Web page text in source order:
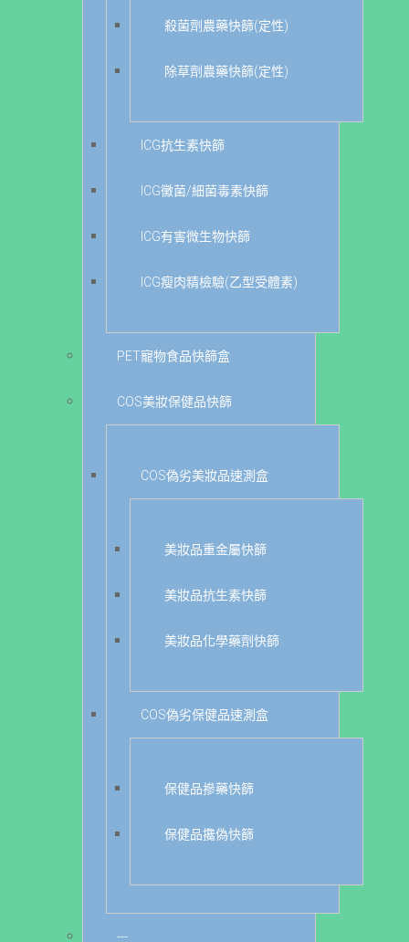
殺菌劑農藥快篩(定性)
除草劑農藥快篩(定性)
ICG抗生素快篩
ICG黴菌/細菌毒素快篩
ICG有害微生物快篩
ICG瘦肉精檢驗(乙型受體素)
PET寵物食品快篩盒
COS美妝保健品快篩
COS偽劣美妝品速測盒
美妝品重金屬快篩
美妝品抗生素快篩
美妝品化學藥劑快篩
COS偽劣保健品速測盒
保健品摻藥快篩
保健品攙偽快篩
---